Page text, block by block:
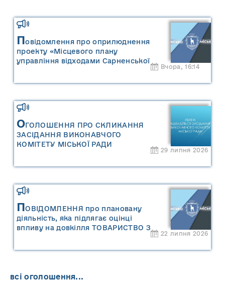
Повідомлення про оприлюднення
проекту «Місцевого плану
управління відходами Сарненської
міської територіальної громади» та
управління відходами Сарненської
міської територіальної громади»
Вчора, 16:14
ОГОЛОШЕННЯ ПРО СКЛИКАННЯ
ЗАСІДАННЯ ВИКОНАВЧОГО
КОМІТЕТУ МІСЬКОЇ РАДИ
29 липня 2026
ПОВІДОМЛЕННЯ про плановану
діяльність, яка підлягає оцінці
впливу на довкілля ТОВАРИСТВО З
22 липня 2026
всі оголошення...